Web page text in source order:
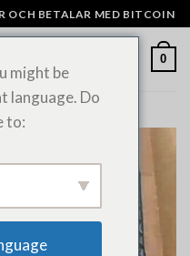
OCH BETALAR MED BITCOIN
0
might be
language. Do
to: